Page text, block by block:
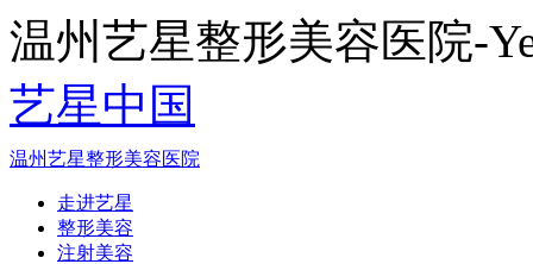
温州艺星整形美容医院-
艺星中国
温州艺星整形美容医院
走进艺星
整形美容
注射美容